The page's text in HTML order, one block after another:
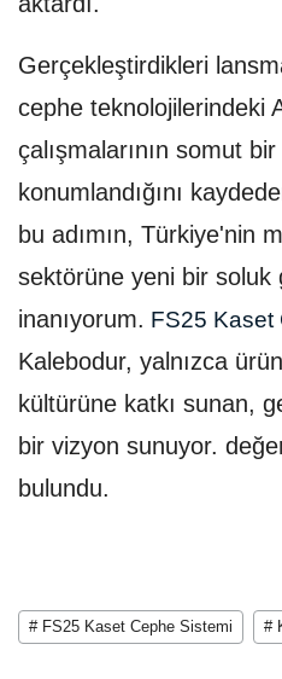
Gerçekleştirdikleri
cephe teknolojilerindeki
çalışmalarının somut bir
konumlandığını
bu adımın, Türkiye'nin
sektörüne yeni bir soluk
inanıyorum. FS25 Kaset
Kalebodur, yalnızca
kültürüne katkı sunan,
bir vizyon sunuyor.
bulundu.
# FS25 Kaset Cephe Sistemi #